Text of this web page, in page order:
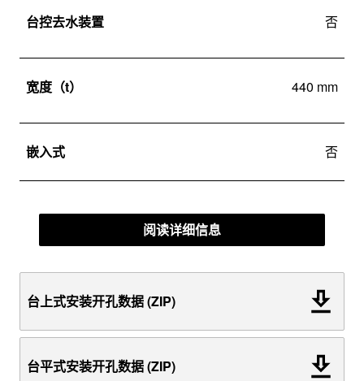
台控去水装置 否
宽度（t） 440 mm
嵌入式 否
阅读详细信息
台上式安装开孔数据 (ZIP)
台平式安装开孔数据 (ZIP)